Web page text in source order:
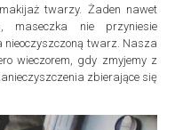
twarzy. Żaden nawet
maseczka nie przyniesie
nieoczyszczoną twarz. Nasza
wieczorem, gdy zmyjemy z
zbierające się